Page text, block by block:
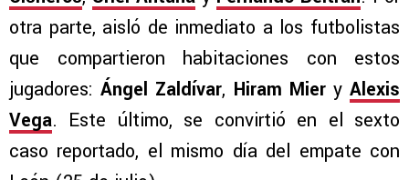
otra parte, aisló de inmediato a los futbolistas
que compartieron habitaciones con estos
jugadores:Ángel Zaldívar, Hiram Mier yAlexis
Vega. Este último, se convirtió en el sexto
caso reportado, el mismo día del empate con